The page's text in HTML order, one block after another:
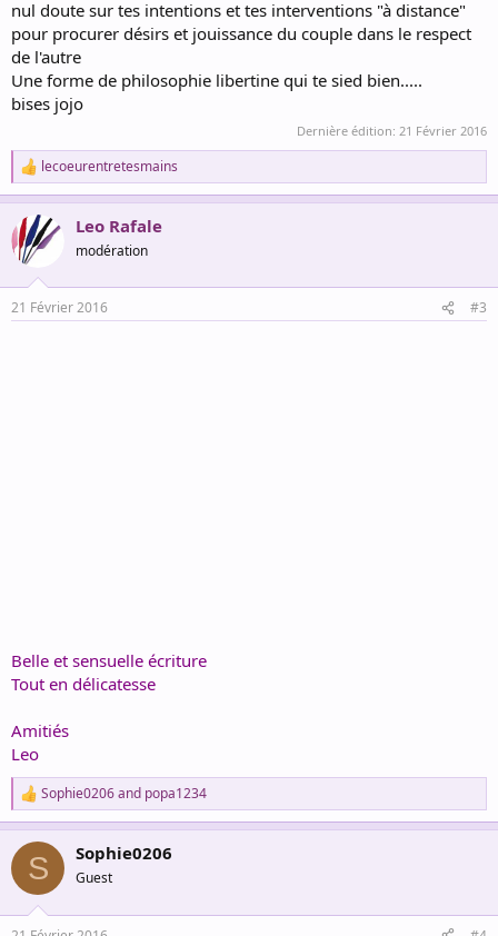
nul doute sur tes intentions et tes interventions "à distance"
pour procurer désirs et jouissance du couple dans le respect
de l'autre
Une forme de philosophie libertine qui te sied bien.....
bises jojo
Dernière édition: 21 Février 2016
R
e
a
c
t
i
s
lecoeurentretesmains
Leo Rafale
modération
21 Février 2016 #3
Belle et sensuelle écriture
Tout en délicatesse
Amitiés
Leo
R
e
a
c
i
Sophie0206and popa1234
S Sophie0206
Guest